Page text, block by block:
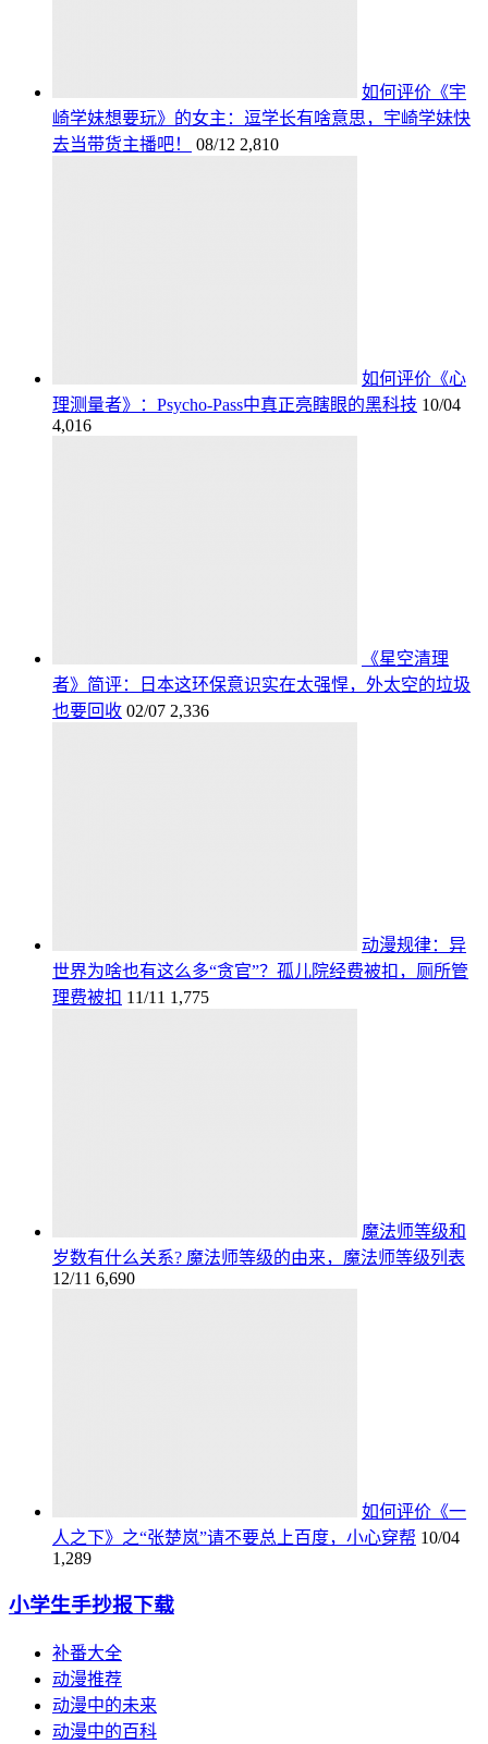
如何评价《宇
崎学妹想要玩》的女主：逗学长有啥意思，宇崎学妹快
去当带货主播吧！
08/12 2,810
如何评价《心
理测量者》：Psycho-Pass中真正亮瞎眼的黑科技 10/04
4,016
《星空清理
者》简评：日本这环保意识实在太强悍，外太空的垃圾
也要回收 02/07 2,336
动漫规律：异
世界为啥也有这么多“贪官”？孤儿院经费被扣，厕所管
理费被扣 11/11 1,775
魔法师等级和
岁数有什么关系? 魔法师等级的由来，魔法师等级列表
12/11 6,690
如何评价《一
人之下》之“张楚岚”请不要总上百度，小心穿帮 10/04
1,289
小学生手抄报下载
补番大全
动漫推荐
动漫中的未来
动漫中的百科